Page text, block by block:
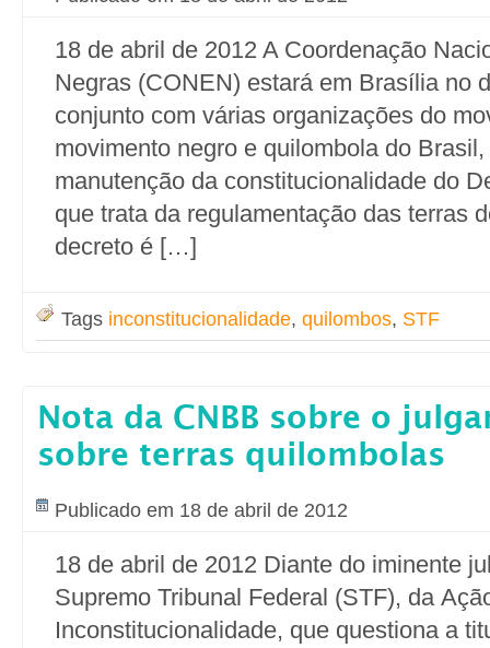
18 de abril de 2012 A Coordenação
Negras (CONEN) estará em Brasília no
conjunto com várias organizações do
movimento negro e quilombola do
manutenção da constitucionalidade do
que trata da regulamentação das terras
decreto é […]
Tags inconstitucionalidade, quilombos, STF
Nota da CNBB sobre o
sobre terras quilombolas
Publicado em 18 de abril de 2012
18 de abril de 2012 Diante do iminente
Supremo Tribunal Federal (STF), da
Inconstitucionalidade, que questiona a